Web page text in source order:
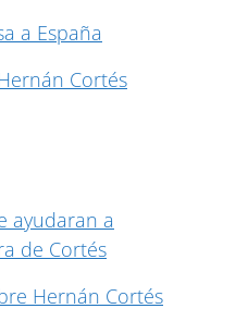
a España
Cortés
ayudaran a
de Cortés
Hernán Cortés